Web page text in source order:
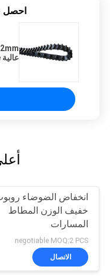
عالية Tractive قوة قابل للتعديل طول
انخفاض الضوضاء
خفيف الوزن المطاط
المسارات
negotiable MOQ:2 PCS
الاتصال